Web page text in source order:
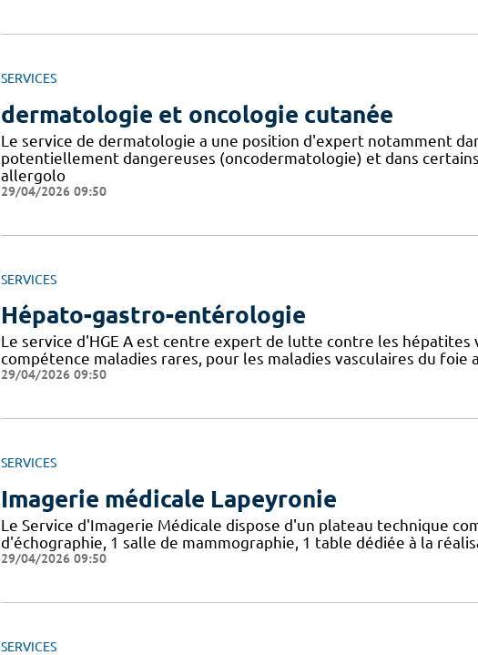
SERVICES
dermatologie et oncologie cutanée
Le service de dermatologie a une position d'expert notamment
potentiellement dangereuses (oncodermatologie) et dans
allergolo
29/04/2026 09:50
SERVICES
Hépato-gastro-entérologie
Le service d'HGE A est centre expert de lutte contre les
compétence maladies rares, pour les maladies vasculaires du foie
29/04/2026 09:50
SERVICES
Imagerie médicale Lapeyronie
Le Service d'Imagerie Médicale dispose d'un plateau technique
d'échographie, 1 salle de mammographie, 1 table dédiée à la
29/04/2026 09:50
SERVICES